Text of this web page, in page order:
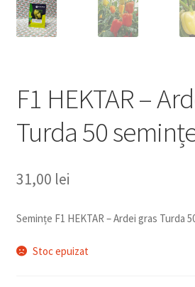
F1 HEKTAR –
Turda 50
31,00 lei
Semințe F1 HEKTAR – Ardei gras Turda
Stoc epuizat